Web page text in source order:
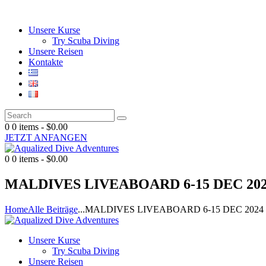
Unsere Kurse
Try Scuba Diving
Unsere Reisen
Kontakte
0 0 items - $0.00
JETZT ANFANGEN
0 0 items - $0.00
MALDIVES LIVEABOARD 6-15 DEC
HomeAlle Beiträge...MALDIVES LIVEABOARD 6-15 DEC 2024
Unsere Kurse
Try Scuba Diving
Unsere Reisen